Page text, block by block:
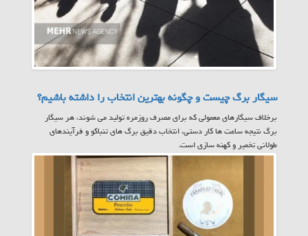
سیگار برگ چیست و چگونه بهترین انتخاب را داشته باشیم؟
برخلاف سیگارهای معمولی که برای مصرف روزمره تولید می شوند، هر سیگار
برگ نتیجه ساعت ها کار دستی، انتخاب دقیق برگ های تنباکو و فرآیندهای
طولانی تخمیر و کهنه سازی است.